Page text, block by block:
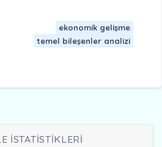
ekonomik gelişme
temel bileşenler analizi
İSTATİSTİKLERİ